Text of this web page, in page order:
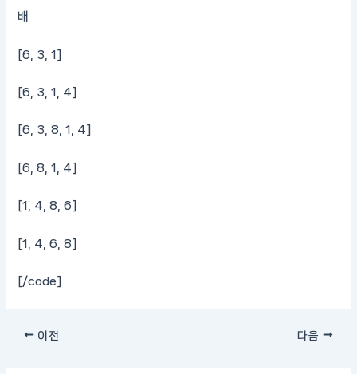
배
[6, 3, 1]
[6, 3, 1, 4]
[6, 3, 8, 1, 4]
[6, 8, 1, 4]
[1, 4, 8, 6]
[1, 4, 6, 8]
[/code]
이전 다음